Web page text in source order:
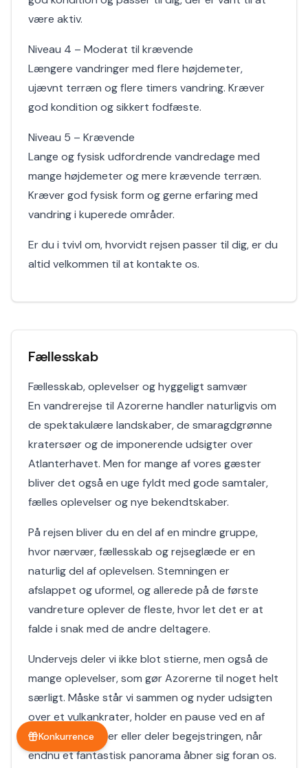
være aktiv.
Niveau 4 – Moderat til krævende
Længere vandringer med flere højdemeter,
ujævnt terræn og flere timers vandring. Kræver
god kondition og sikkert fodfæste.
Niveau 5 – Krævende
Lange og fysisk udfordrende vandredage med
mange højdemeter og mere krævende terræn.
Kræver god fysisk form og gerne erfaring med
vandring i kuperede områder.
Er du i tvivl om, hvorvidt rejsen passer til dig, er du
altid velkommen til at kontakte os.
Fællesskab
Fællesskab, oplevelser og hyggeligt samvær
En vandrerejse til Azorerne handler naturligvis om
de spektakulære landskaber, de smaragdgrønne
kratersøer og de imponerende udsigter over
Atlanterhavet. Men for mange af vores gæster
bliver det også en uge fyldt med gode samtaler,
fælles oplevelser og nye bekendtskaber.
På rejsen bliver du en del af en mindre gruppe,
hvor nærvær, fællesskab og rejseglæde er en
naturlig del af oplevelsen. Stemningen er
afslappet og uformel, og allerede på de første
vandreture oplever de fleste, hvor let det er at
falde i snak med de andre deltagere.
Undervejs deler vi ikke blot stierne, men også de
mange oplevelser, som gør Azorerne til noget helt
særligt. Måske står vi sammen og nyder udsigten
over et vulkankrater, holder en pause ved en af
øens smukke søer eller deler begejstringen, når
endnu et fantastisk panorama åbner sig foran os.
Konkurrence